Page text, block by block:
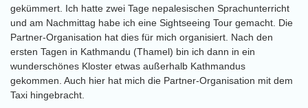
gekümmert. Ich hatte zwei Tage nepalesischen Sprachunterricht
und am Nachmittag habe ich eine Sightseeing Tour gemacht. Die
Partner-Organisation hat dies für mich organisiert. Nach den
ersten Tagen in Kathmandu (Thamel) bin ich dann in ein
wunderschönes Kloster etwas außerhalb Kathmandus
gekommen. Auch hier hat mich die Partner-Organisation mit dem
Taxi hingebracht.